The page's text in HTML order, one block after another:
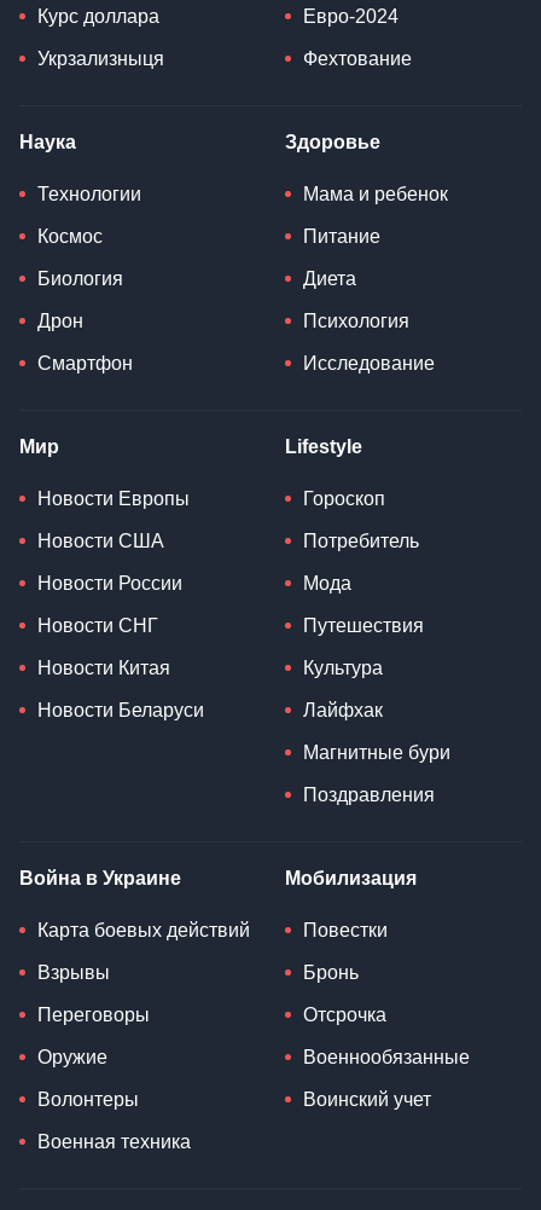
Курс доллара
Укрзализныця
Евро-2024
Фехтование
Наука
Технологии
Космос
Биология
Дрон
Смартфон
Здоровье
Мама и ребенок
Питание
Диета
Психология
Исследование
Мир
Новости Европы
Новости США
Новости России
Новости СНГ
Новости Китая
Новости Беларуси
Lifestyle
Гороскоп
Потребитель
Мода
Путешествия
Культура
Лайфхак
Магнитные бури
Поздравления
Война в Украине
Карта боевых действий
Взрывы
Переговоры
Оружие
Волонтеры
Военная техника
Мобилизация
Повестки
Бронь
Отсрочка
Военнообязанные
Воинский учет